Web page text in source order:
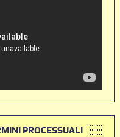
PROCESSUALI